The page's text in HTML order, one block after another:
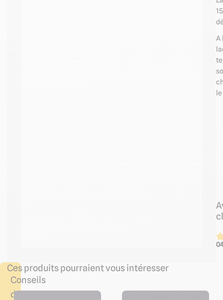
A
Conseils
de
Ces produits pourraient vous intéresser